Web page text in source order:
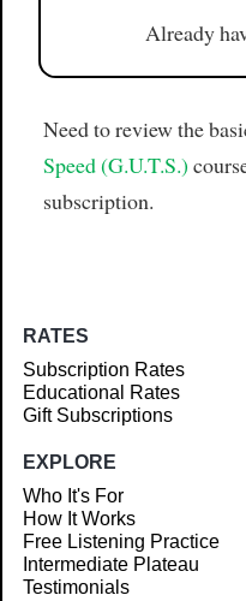
Already
Need to review the
Speed (G.U.T.S.)
subscription.
RATES
Subscription Rates
Educational Rates
Gift Subscriptions
EXPLORE
Who It's For
How It Works
Free Listening Practice
Intermediate Plateau
Testimonials